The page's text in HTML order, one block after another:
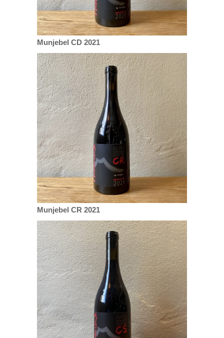
Munjebel CD 2021
Munjebel CR 2021